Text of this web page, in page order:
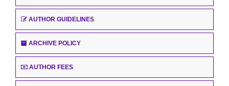
AUTHOR GUIDELINES
ARCHIVE POLICY
AUTHOR FEES